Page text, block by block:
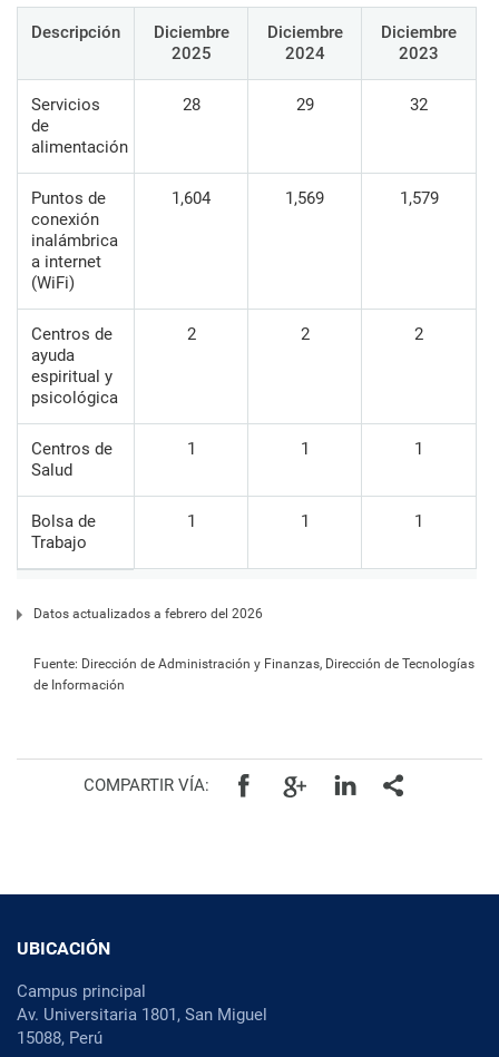
Descripción
Diciembre
2025
Diciembre
2024
Diciembre
2023
Servicios
de
alimentación
28 29 32
Puntos de
conexión
inalámbrica
a internet
(WiFi)
1,604 1,569 1,579
Centros de
ayuda
espiritual y
psicológica
2 2 2
Centros de
Salud
1 1 1
Bolsa de
Trabajo
1 1 1
Datos actualizados a febrero del 2026
Fuente: Dirección de Administración y Finanzas, Dirección de Tecnologías
de Información
COMPARTIR VÍA:
UBICACIÓN
Campus principal
Av. Universitaria 1801, San Miguel
15088, Perú